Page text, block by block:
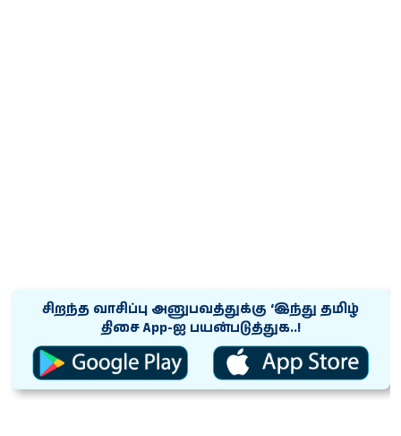
சிறந்த வாசிப்பு அனுபவத்துக்கு ‘இந்து தமிழ்
திசை App-ஐ பயன்படுத்துக..!